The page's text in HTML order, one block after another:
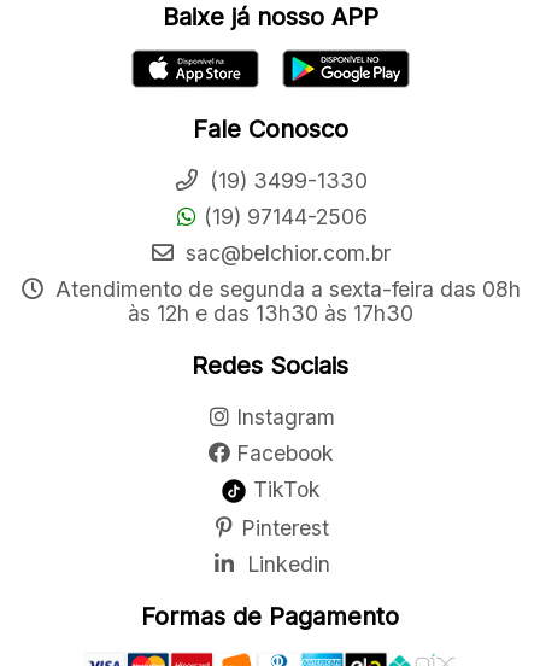
Baixe já nosso APP
Fale Conosco
(19) 3499-1330
(19) 97144-2506
sac@belchior.com.br
Atendimento de segunda a sexta-feira das 08h
às 12h e das 13h30 às 17h30
Redes Sociais
Instagram
Facebook
TikTok
Pinterest
Linkedin
Formas de Pagamento